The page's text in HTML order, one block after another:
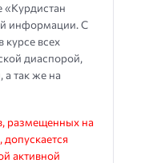
«Курдистан
информации. С
курсе всех
диаспорой,
а так же на
размещенных на
допускается
активной